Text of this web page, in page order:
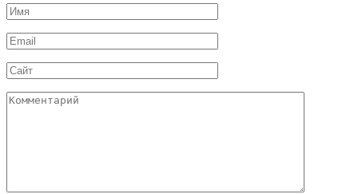
Имя
*
Email
*
Сайт
Комментарий